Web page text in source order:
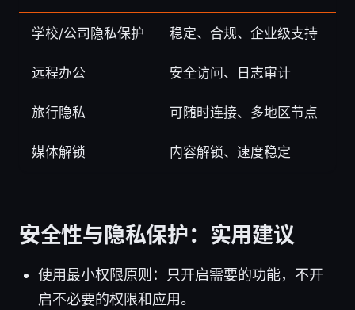
学校/公司隐私保护 稳定、合规、企业级支持
远程办公 安全访问、日志审计
旅行隐私 可随时连接、多地区节点
媒体解锁 内容解锁、速度稳定
安全性与隐私保护：实用建议
使用最小权限原则：只开启需要的功能，不开
启不必要的权限和应用。